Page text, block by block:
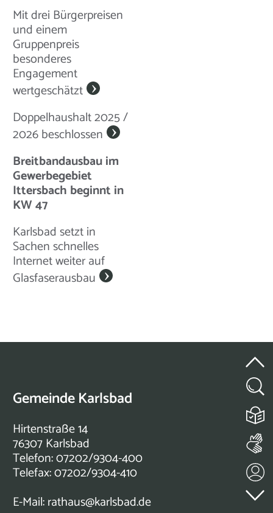
Mit drei Bürgerpreisen
und einem
Gruppenpreis
besonderes
Engagement
wertgeschätzt
Doppelhaushalt 2025 /
2026 beschlossen
Breitbandausbau im
Gewerbegebiet
Ittersbach beginnt in
KW 47
Karlsbad setzt in
Sachen schnelles
Internet weiter auf
Glasfaserausbau
Gemeinde Karlsbad
Hirtenstraße 14
76307 Karlsbad
Telefon: 07202/9304-400
Telefax: 07202/9304-410
E-Mail:rathaus@karlsbad.de